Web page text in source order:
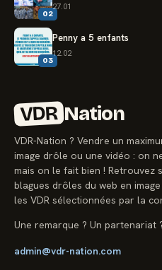
02
27.01
03
Penny a 5 enfants
12.02
VDR Nation
VDR-Nation ? Vendre un
image drôle ou une vidéo : on
mais on le fait bien ! Retrouvez
blagues drôles du web en
les VDR sélectionnées par la
Une remarque ? Un partenariat
admin@vdr-nation.com